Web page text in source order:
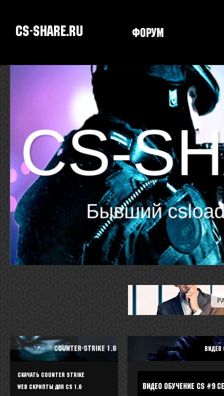
CS-SHARE.RU Форум
Скачать CS
CS-
Бывший
Counter-Strike 1.6
Скачать Counter Strike
WEB скрипты для CS 1.6
видео
видео обучение cs #9